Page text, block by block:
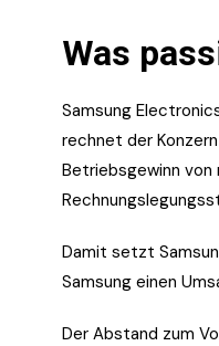
Was
Samsung
rechnet der
Betriebsgewinn von
Damit setzt
Samsung einen
Der Abstand zum